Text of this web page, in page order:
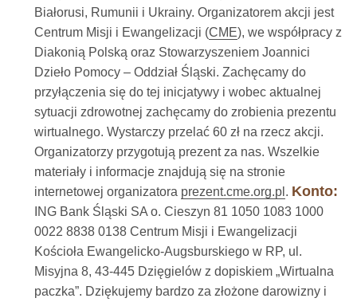
Białorusi, Rumunii i Ukrainy. Organizatorem akcji jest
Centrum Misji i Ewangelizacji (CME), we współpracy z
Diakonią Polską oraz Stowarzyszeniem Joannici
Dzieło Pomocy – Oddział Śląski. Zachęcamy do
przyłączenia się do tej inicjatywy i wobec aktualnej
sytuacji zdrowotnej zachęcamy do zrobienia prezentu
wirtualnego. Wystarczy przelać 60 zł na rzecz akcji.
Organizatorzy przygotują prezent za nas. Wszelkie
materiały i informacje znajdują się na stronie
internetowej organizatora prezent.cme.org.pl . Konto:
ING Bank Śląski SA o. Cieszyn 81 1050 1083 1000
0022 8838 0138 Centrum Misji i Ewangelizacji
Kościoła Ewangelicko-Augsburskiego w RP, ul.
Misyjna 8, 43-445 Dzięgielów z dopiskiem „Wirtualna
paczka”. Dziękujemy bardzo za złożone darowizny i